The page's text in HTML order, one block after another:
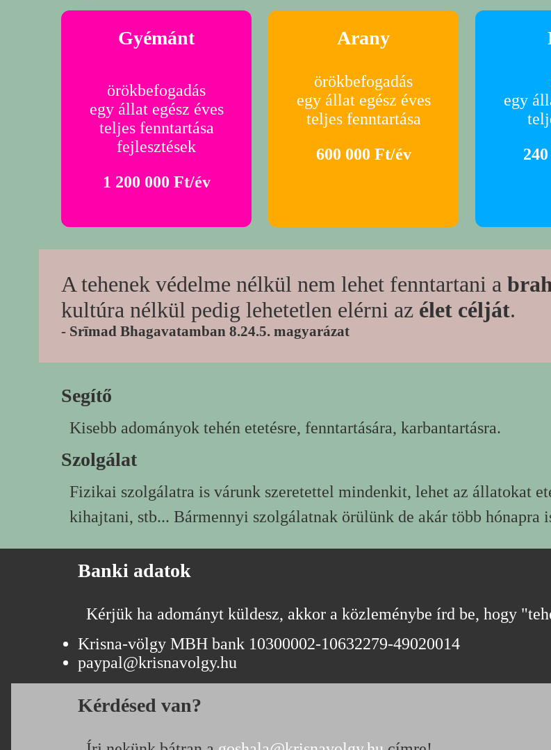
Gyémánt
örökbefogadás
egy állat egész éves
teljes fenntartása
fejlesztések
1 200 000 Ft/év
Arany
örökbefogadás
egy állat egész éves
teljes fenntartása
600 000 Ft/év
egy
A tehenek védelme nélkül nem lehet fenntartani a
kultúra nélkül pedig lehetetlen elérni az élet célját.
- Srīmad Bhagavatamban 8.24.5. magyarázat
Segítő
Kisebb adományok tehén etetésre, fenntartására, karbantartásra.
Szolgálat
Fizikai szolgálatra is várunk szeretettel mindenkit, lehet az állatokat
kihajtani, stb... Bármennyi szolgálatnak örülünk de akár több hónapra
Banki adatok
Kérjük ha adományt küldesz, akkor a közleménybe írd be, hogy
Krisna-völgy MBH bank 10300002-10632279-49020014
paypal@krisnavolgy.hu
Kérdésed van?